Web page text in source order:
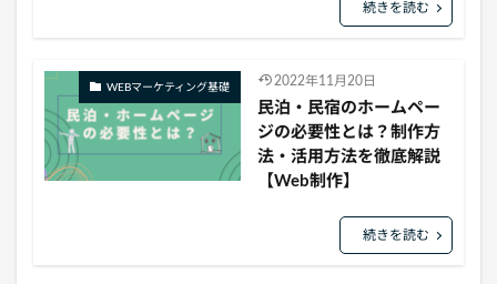
続きを読む
WEBマーケティング基礎 2022年11月20日
民泊・民宿のホームペー
ジの必要性とは？制作方
法・活用方法を徹底解説
【Web制作】
続きを読む